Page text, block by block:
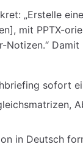
„Erstelle
mit PPTX-
Notizen.“
sofort
in Deutsch